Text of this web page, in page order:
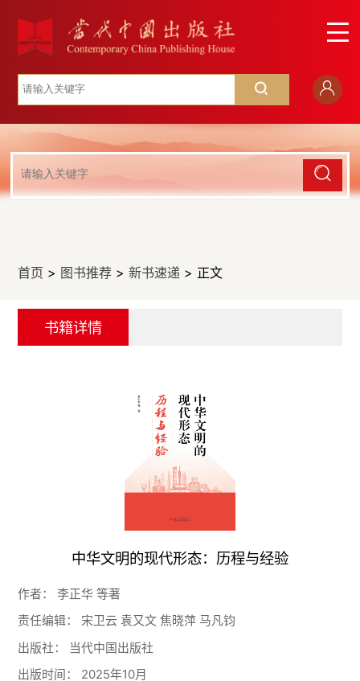
首页 > 图书推荐 >新书速递 > 正文
书籍详情
中华文明的现代形态：历程与经验
作者：
李正华 等著
责任编辑：
宋卫云 袁又文 焦晓萍 马凡钧
出版社：
当代中国出版社
出版时间：
2025年10月